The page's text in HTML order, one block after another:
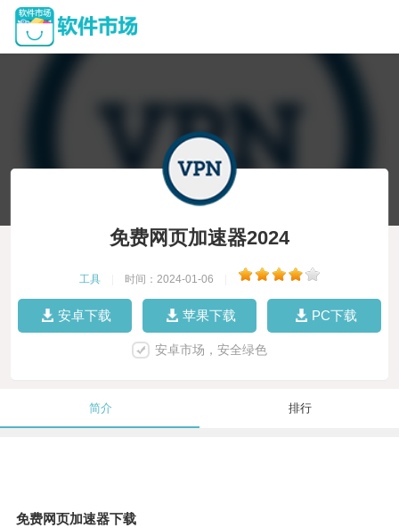
免费网页加速器2024
工具 时间：2024-01-06
安卓下载 苹果下载 PC下载
安卓市场，安全绿色
简介 排行
免费网页加速器下载